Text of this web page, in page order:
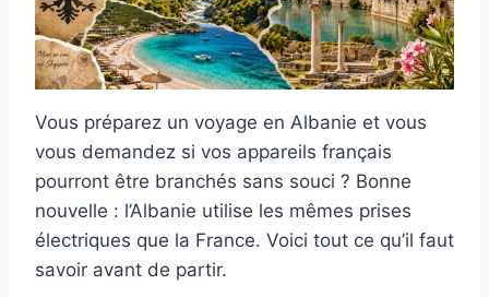
Vous préparez un voyage en Albanie et vous
vous demandez si vos appareils français
pourront être branchés sans souci ? Bonne
nouvelle : l’Albanie utilise les mêmes prises
électriques que la France. Voici tout ce qu’il faut
savoir avant de partir.